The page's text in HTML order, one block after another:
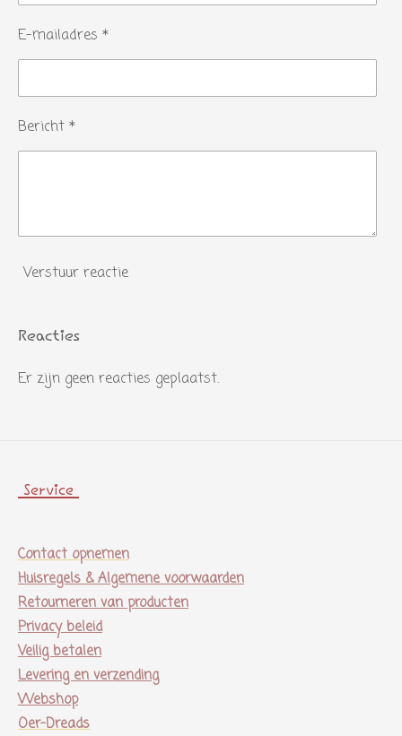
r
e
n
E-mailadres *
Bericht *
Verstuur reactie
Reacties
Er zijn geen reacties geplaatst.
Service
Contact opnemen
Huisregels & Algemene voorwaarden
Retourneren van producten
Privacy beleid
Veilig betalen
Levering en verzending
Webshop
Oer-Dreads